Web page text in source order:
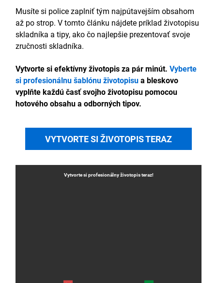
Musíte si police zaplniť tým najpútavejším obsahom
až po strop. V tomto článku nájdete príklad životopisu
skladníka a tipy, ako čo najlepšie prezentovať svoje
zručnosti skladníka.
Vytvorte si efektívny životopis za pár minút. Vyberte
si profesionálnu šablónu životopisua bleskovo
vyplňte každú časť svojho životopisu pomocou
hotového obsahu a odborných tipov.
VYTVORTE SI ŽIVOTOPIS TERAZ
Vytvorte si profesionálnyživotopisteraz!